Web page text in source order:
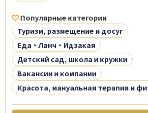
Популярные категории
Туризм, размещение и досуг
Еда・Ланч・Идзакая
Детский сад, школа и кружки
Вакансии и компании
Красота, мануальная терапия и